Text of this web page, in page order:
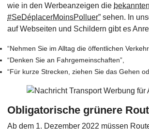
wie in den Werbeanzeigen die
#SeDéplacerMoinsPolluer” sehen. In
auf Webseiten und Schildern gibt es
“Nehmen Sie im Alltag die öffentlichen
“Denken Sie an Fahrgemeinschaften”
“Für kurze Strecken, ziehen Sie das Gehen
Obligatorische grünere
Ab dem 1. Dezember 2022 müssen